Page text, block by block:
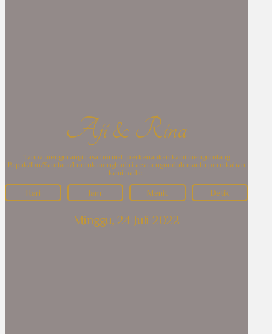
Aji & Rina
Tanpa mengurangi rasa hormat, perkenankan kami mengundang
Bapak/Ibu/Saudara/I untuk menghadiri acara ngunduh mantu pernikahan
kami pada:
Hari Jam Menit Detik
Minggu, 24 Juli 2022